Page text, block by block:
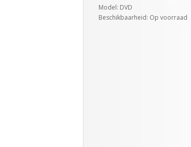
Model: DVD
Beschikbaarheid: Op voorraad